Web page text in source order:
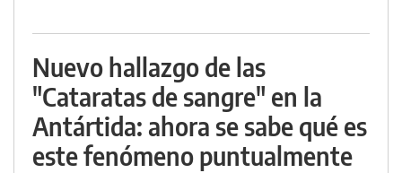
Nuevo hallazgo de las
"Cataratas de sangre" en la
Antártida: ahora se sabe qué es
este fenómeno puntualmente